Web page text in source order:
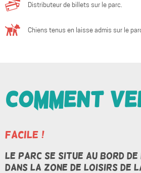
Distributeur de billets sur le parc.
Chiens tenus en laisse admis sur le
Comment
Facile !
Le parc se situe au bord de
Dans la zone de loisirs de